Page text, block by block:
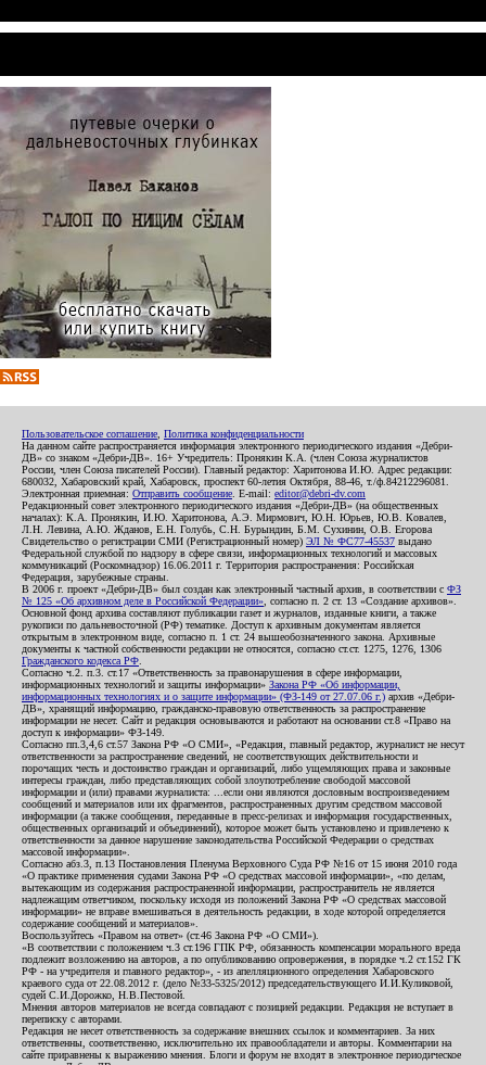
Пользовательское соглашение Политика конфиденциальности
На данном сайте распространяется информация электронного периодического издания «Дебри-
ДВ» со знаком «Дебри-ДВ». 16+ Учредитель: Пронякин К.А. (член Союза журналистов
России, член Союза писателей России). Главный редактор: Харитонова И.Ю. Адрес редакции:
680032, Хабаровский край, Хабаровск, проспект 60-летия Октября, 88-46, т./ф.84212296081.
Электронная приемная: Отправить сообщение . E-mail: editor@debri-dv.com
Редакционный совет электронного периодического издания «Дебри-ДВ» (на общественных
началах): К.А. Пронякин, И.Ю. Харитонова, А.Э. Мирмович, Ю.Н. Юрьев, Ю.В. Ковалев,
Л.Н. Левина, А.Ю. Жданов, Е.Н. Голубь, С.Н. Бурындин, Б.М. Сухинин, О.В. Егорова
Свидетельство о регистрации СМИ (Регистрационный номер) ЭЛ № ФС77-45537 выдано
Федеральной службой по надзору в сфере связи, информационных технологий и массовых
коммуникаций (Роскомнадзор) 16.06.2011 г. Территория распространения: Российская
Федерация, зарубежные страны.
В 2006 г. проект «Дебри-ДВ» был создан как электронный частный архив, в соответствии с ФЗ
№ 125 «Об архивном деле в Российской Федерации» , согласно п. 2 ст. 13 «Создание архивов».
Основной фонд архива составляют публикации газет и журналов, изданные книги, а также
рукописи по дальневосточной (РФ) тематике. Доступ к архивным документам является
открытым в электронном виде, согласно п. 1 ст. 24 вышеобозначенного закона. Архивные
документы к частной собственности редакции не относятся, согласно ст.ст. 1275, 1276, 1306
Гражданского кодекса РФ
Согласно ч.2. п.3. ст.17 «Ответственность за правонарушения в сфере информации,
информационных технологий и защиты информации» Закона РФ «Об информации,
информационных технологиях и о защите информации» (ФЗ-149 от 27.07.06 г.) архив «Дебри-
ДВ», хранящий информацию, гражданско-правовую ответственность за распространение
информации не несет. Сайт и редакция основываются и работают на основании ст.8 «Право на
доступ к информации» ФЗ-149.
Согласно пп.3,4,6 ст.57 Закона РФ «О СМИ», «Редакция, главный редактор, журналист не несут
ответственности за распространение сведений, не соответствующих действительности и
порочащих честь и достоинство граждан и организаций, либо ущемляющих права и законные
интересы граждан, либо представляющих собой злоупотребление свободой массовой
информации и (или) правами журналиста: ...если они являются дословным воспроизведением
сообщений и материалов или их фрагментов, распространенных другим средством массовой
информации (а также сообщения, переданные в пресс-релизах и информация государственных,
общественных организаций и объединений), которое может быть установлено и привлечено к
ответственности за данное нарушение законодательства Российской Федерации о средствах
массовой информации».
Согласно абз.3, п.13 Постановления Пленума Верховного Суда РФ №16 от 15 июня 2010 года
«О практике применения судами Закона РФ «О средствах массовой информации», «по делам,
вытекающим из содержания распространенной информации, распространитель не является
надлежащим ответчиком, поскольку исходя из положений Закона РФ «О средствах массовой
информации» не вправе вмешиваться в деятельность редакции, в ходе которой определяется
содержание сообщений и материалов».
Воспользуйтесь «Правом на ответ» (ст.46 Закона РФ «О СМИ»).
«В соответствии с положением ч.3 ст.196 ГПК РФ, обязанность компенсации морального вреда
подлежит возложению на авторов, а по опубликованию опровержения, в порядке ч.2 ст.152 ГК
РФ - на учредителя и главного редактор», - из апелляционного определения Хабаровского
краевого суда от 22.08.2012 г. (дело №33-5325/2012) председательствующего И.И.Куликовой,
судей С.И.Дорожко, Н.В.Пестовой.
Мнения авторов материалов не всегда совпадают с позицией редакции. Редакция не вступает в
переписку с авторами.
Редакция не несет ответственность за содержание внешних ссылок и комментариев. За них
ответственны, соответственно, исключительно их правообладатели и авторы. Комментарии на
сайте приравнены к выражению мнения. Блоги и форум не входят в электронное периодическое